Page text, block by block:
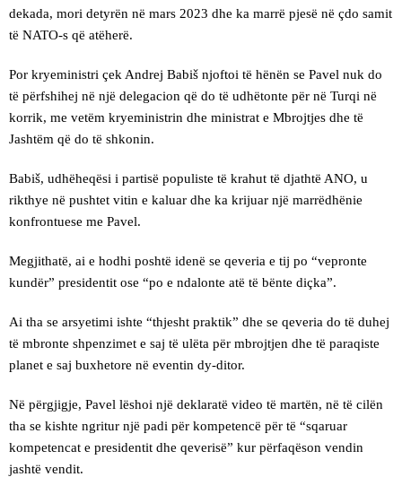
dekada, mori detyrën në mars 2023 dhe ka marrë pjesë në çdo samit
të NATO-s që atëherë.
Por kryeministri çek Andrej Babiš njoftoi të hënën se Pavel nuk do
të përfshihej në një delegacion që do të udhëtonte për në Turqi në
korrik, me vetëm kryeministrin dhe ministrat e Mbrojtjes dhe të
Jashtëm që do të shkonin.
Babiš, udhëheqësi i partisë populiste të krahut të djathtë ANO, u
rikthye në pushtet vitin e kaluar dhe ka krijuar një marrëdhënie
konfrontuese me Pavel.
Megjithatë, ai e hodhi poshtë idenë se qeveria e tij po “vepronte
kundër” presidentit ose “po e ndalonte atë të bënte diçka”.
Ai tha se arsyetimi ishte “thjesht praktik” dhe se qeveria do të duhej
të mbronte shpenzimet e saj të ulëta për mbrojtjen dhe të paraqiste
planet e saj buxhetore në eventin dy-ditor.
Në përgjigje, Pavel lëshoi një deklaratë video të martën, në të cilën
tha se kishte ngritur një padi për kompetencë për të “sqaruar
kompetencat e presidentit dhe qeverisë” kur përfaqëson vendin
jashtë vendit.